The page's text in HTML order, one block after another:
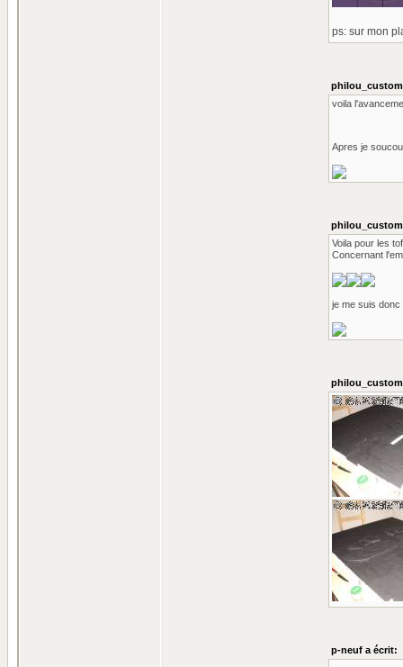
ps: sur mon
voila
Apres je
Voila pour les
Concernant
je me suis
p-neuf a écrit: